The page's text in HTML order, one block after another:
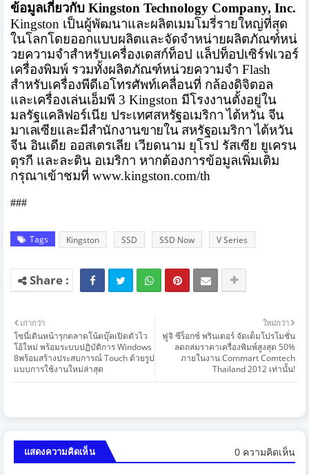
ข้อมูลเกี่ยวกับ Kingston Technology Company, Inc.
Kingston เป็นผู้พัฒนาและผลิตเมมโมรี่รายใหญ่ที่สุด
ในโลกโดยออกแบบผลิตและจัดจำหน่ายผลิตภัณฑ์หน่
วยความจำสำหรับเครื่องเดสก์ท็อป แล็ปท็อปเซิร์ฟเวอร์
เครื่องพิมพ์ รวมทั้งผลิตภัณฑ์หน่วยความจำ Flash
สำหรับเครื่องพีดีเอโทรศัพท์เคลื่อนที่ กล้องดิจิตอล
และเครื่องเล่นเอ็มพี 3 Kingston มีโรงงานตั้งอยู่ใน
มลรัฐแคลิฟอร์เนีย ประเทศสหรัฐอเมริกา ไต้หวัน จีน
มาเลเซียและมีสำนักงานขายใน สหรัฐอเมริกา ไต้หวัน
จีน อินเดีย ออสเตรเลีย เวียดนาม ยุโรป รัสเซีย ยูเครน
ตุรกี และละติน อเมริกา หากต้องการข้อมูลเพิ่มเติม
กรุณาเข้าชมที่ www.kingston.com/th
###
Tags Kingston SSD SSD Now V Series
ใหม่กว่า
ฟูจิ ซีร็อกซ์ พรินเตอร์ จัดเต็มโปรโมชั่น
ลดถล่มราคาเครื่องพิมพ์สูงสุด 50%
ภายในงาน Commart Comtech
Thailand 2012 เท่านั้น!
เก่ากว่า
โซนี่เดินหน้ารุกตลาดโน้ตบุ๊คเปิดตัวไว
โอ้ใหม่ พร้อมระบบปฏิบัติการ Windows
8พร้อมสร้างประสบการณ์ Touch ด้วยรูป
แบบการใช้งานใหม่ล่าสุด
แสดงความคิดเห็น 0 ความคิดเห็น